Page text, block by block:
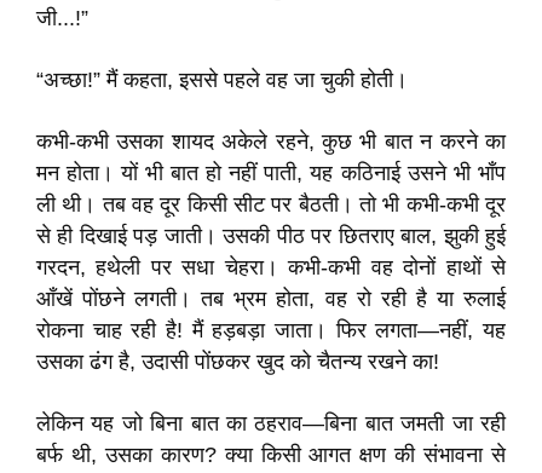
जी...!”
“अच्छा!” मैं कहता, इससे पहले वह जा चुकी होती।
कभी-कभी उसका शायद अकेले रहने, कुछ भी बात न करने का
मन होता। यों भी बात हो नहीं पाती, यह कठिनाई उसने भी भाँप
ली थी। तब वह दूर किसी सीट पर बैठती। तो भी कभी-कभी दूर
से ही दिखाई पड़ जाती। उसकी पीठ पर छितराए बाल, झुकी हुई
गरदन, हथेली पर सधा चेहरा। कभी-कभी वह दोनों हाथों से
आँखें पोंछने लगती। तब भ्रम होता, वह रो रही है या रुलाई
रोकना चाह रही है! मैं हड़बड़ा जाता। फिर लगता—नहीं, यह
उसका ढंग है, उदासी पोंछकर खुद को चैतन्य रखने का!
लेकिन यह जो बिना बात का ठहराव—बिना बात जमती जा रही
बर्फ थी, उसका कारण? क्या किसी आगत क्षण की संभावना से